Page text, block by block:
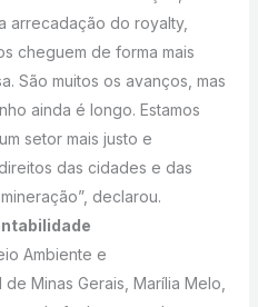
arrecadação do royalty,
cheguem de forma mais
São muitos os avanços, mas
ainda é longo. Estamos
setor mais justo e
das cidades e das
declarou.
Ambiente e
Minas Gerais, Marília Melo,